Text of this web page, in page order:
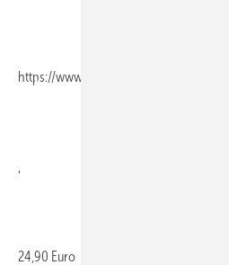
https://www.hanser.de/
24,90 Euro